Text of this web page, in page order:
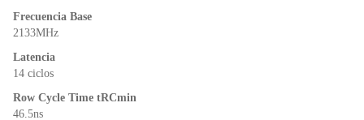
Frecuencia Base
2133MHz
Latencia
14 ciclos
Row Cycle Time tRCmin
46.5ns